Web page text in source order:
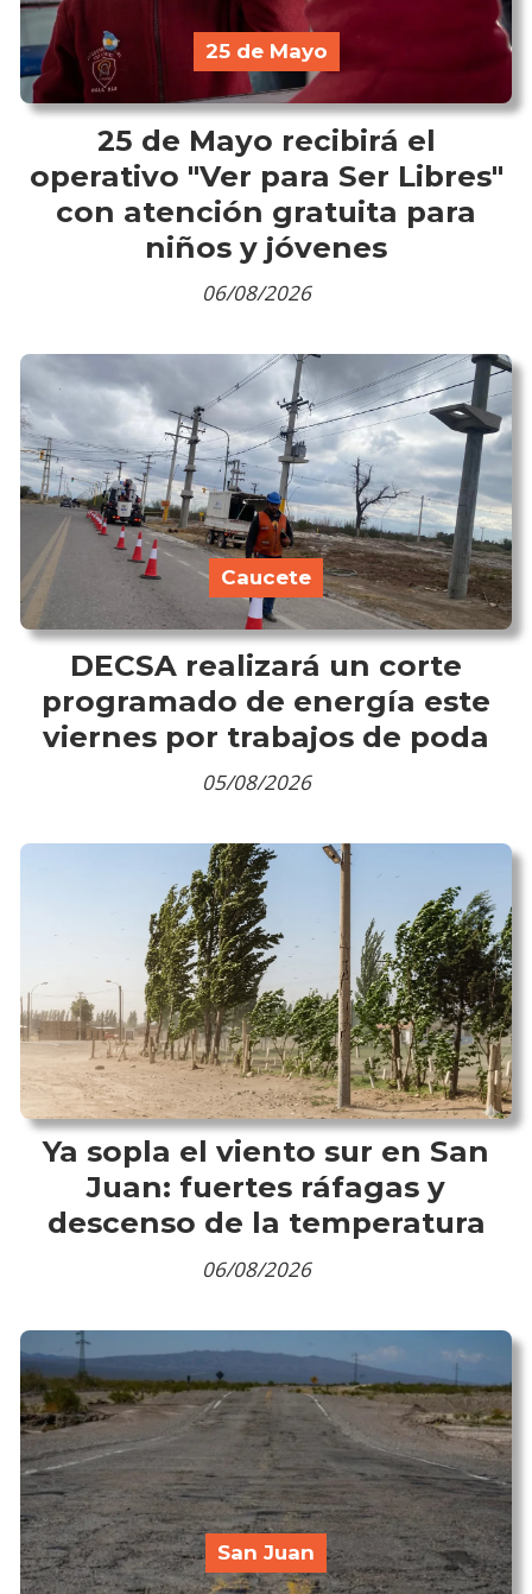
25 de Mayo recibirá el
operativo "Ver para Ser Libres"
con atención gratuita para
niños y jóvenes
25 de Mayo
06/08/2026
DECSA realizará un corte
programado de energía este
viernes por trabajos de poda
Caucete
05/08/2026
Ya sopla el viento sur en San
Juan: fuertes ráfagas y
descenso de la temperatura
06/08/2026
San Juan